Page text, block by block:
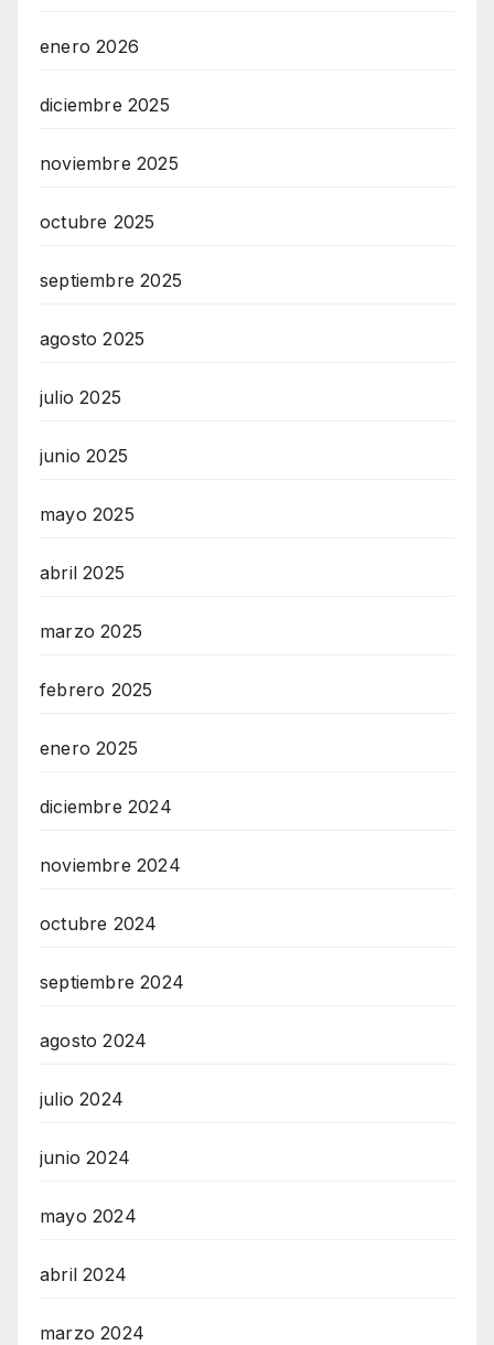
enero 2026
diciembre 2025
noviembre 2025
octubre 2025
septiembre 2025
agosto 2025
julio 2025
junio 2025
mayo 2025
abril 2025
marzo 2025
febrero 2025
enero 2025
diciembre 2024
noviembre 2024
octubre 2024
septiembre 2024
agosto 2024
julio 2024
junio 2024
mayo 2024
abril 2024
marzo 2024